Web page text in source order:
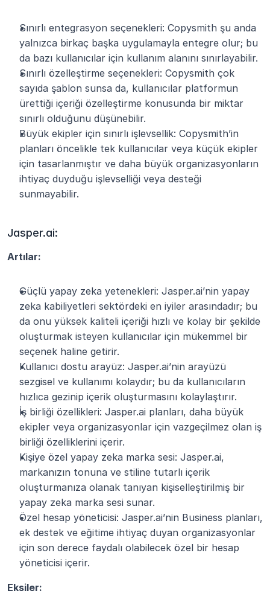
Sınırlı entegrasyon seçenekleri: Copysmith şu anda
yalnızca birkaç başka uygulamayla entegre olur; bu
da bazı kullanıcılar için kullanım alanını sınırlayabilir.
Sınırlı özelleştirme seçenekleri: Copysmith çok
sayıda şablon sunsa da, kullanıcılar platformun
ürettiği içeriği özelleştirme konusunda bir miktar
sınırlı olduğunu düşünebilir.
Büyük ekipler için sınırlı işlevsellik: Copysmith’in
planları öncelikle tek kullanıcılar veya küçük ekipler
için tasarlanmıştır ve daha büyük organizasyonların
ihtiyaç duyduğu işlevselliği veya desteği
sunmayabilir.
Jasper.ai:
Artılar:
Güçlü yapay zeka yetenekleri: Jasper.ai’nin yapay
zeka kabiliyetleri sektördeki en iyiler arasındadır; bu
da onu yüksek kaliteli içeriği hızlı ve kolay bir şekilde
oluşturmak isteyen kullanıcılar için mükemmel bir
seçenek haline getirir.
Kullanıcı dostu arayüz: Jasper.ai’nin arayüzü
sezgisel ve kullanımı kolaydır; bu da kullanıcıların
hızlıca gezinip içerik oluşturmasını kolaylaştırır.
İş birliği özellikleri: Jasper.ai planları, daha büyük
ekipler veya organizasyonlar için vazgeçilmez olan iş
birliği özelliklerini içerir.
Kişiye özel yapay zeka marka sesi: Jasper.ai,
markanızın tonuna ve stiline tutarlı içerik
oluşturmanıza olanak tanıyan kişiselleştirilmiş bir
yapay zeka marka sesi sunar.
Özel hesap yöneticisi: Jasper.ai’nin Business planları,
ek destek ve eğitime ihtiyaç duyan organizasyonlar
için son derece faydalı olabilecek özel bir hesap
yöneticisi içerir.
Eksiler: